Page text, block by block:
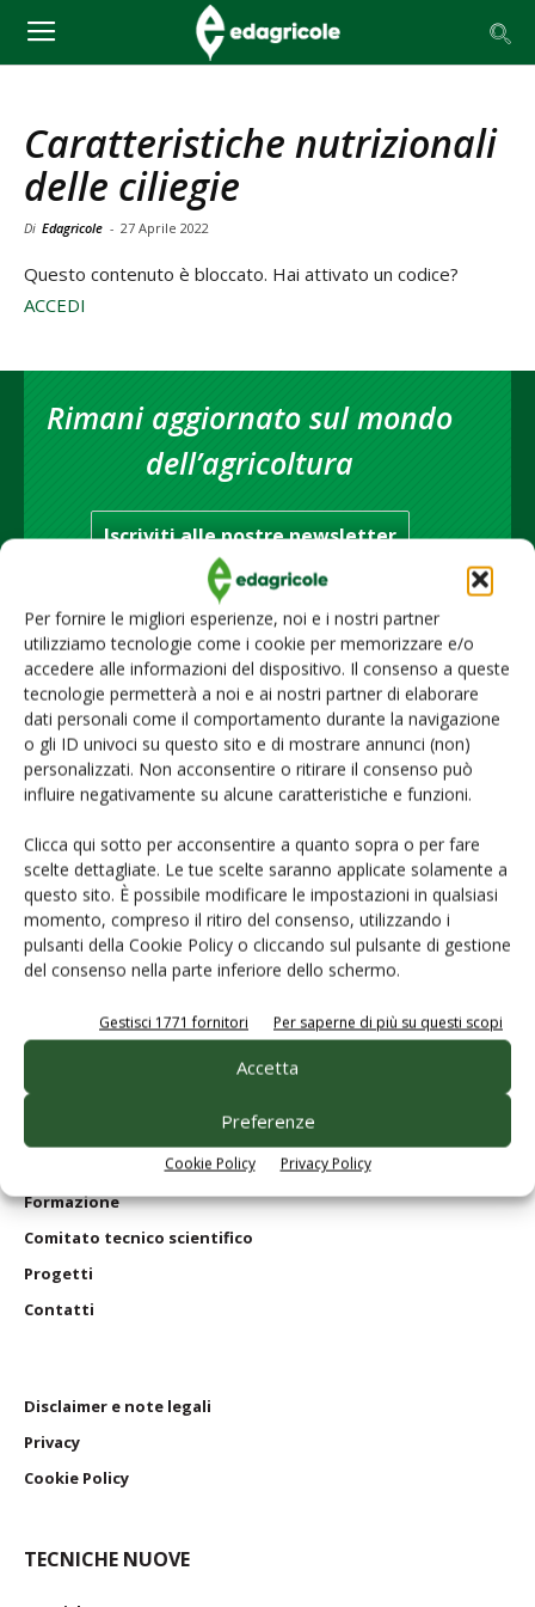
Per fornire le migliori esperienze, noi e i nostri partner
utilizziamo tecnologie come i cookie per memorizzare e/o
accedere alle informazioni del dispositivo. Il consenso a queste
tecnologie permetterà a noi e ai nostri partner di elaborare
dati personali come il comportamento durante la navigazione
o gli ID univoci su questo sito e di mostrare annunci (non)
personalizzati. Non acconsentire o ritirare il consenso può
influire negativamente su alcune caratteristiche e funzioni.
Clicca qui sotto per acconsentire a quanto sopra o per fare
scelte dettagliate. Le tue scelte saranno applicate solamente a
questo sito. È possibile modificare le impostazioni in qualsiasi
momento, compreso il ritiro del consenso, utilizzando i
pulsanti della Cookie Policy o cliccando sul pulsante di gestione
del consenso nella parte inferiore dello schermo.
Gestisci 1771 fornitori Per saperne di più su questi scopi
Accetta
Preferenze
Cookie Policy Privacy Policy
Caratteristiche nutrizionali
delle ciliegie
Di Edagricole - 27 Aprile 2022
Questo contenuto è bloccato. Hai attivato un codice?
ACCEDI
Rimani aggiornato sul mondo
dell’agricoltura
Iscriviti alle nostre newsletter
© Tecniche Nuove Spa. Tutti i diritti riservati. Sede legale Via Eritrea 21 -
20157 Milano | Codice fiscale, Partita IVA e Iscrizione al Registro delle
imprese di Milano: 00753480151
Servizi pergli abbonati
Edagricole
Formazione
Comitato tecnico scientifico
Progetti
Contatti
Disclaimer e note legali
Privacy
Cookie Policy
TECNICHE NUOVE